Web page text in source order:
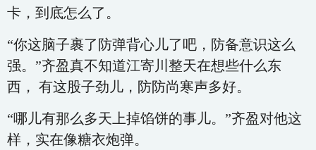
卡，到底怎么了。
“你这脑子裹了防弹背心儿了吧，防备意识这么
强。”齐盈真不知道江寄川整天在想些什么东
西， 有这股子劲儿，防防尚寒声多好。
“哪儿有那么多天上掉馅饼的事儿。”齐盈对他这
样，实在像糖衣炮弹。